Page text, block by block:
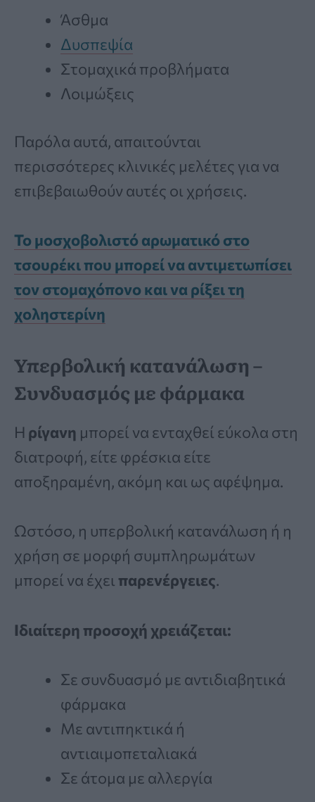
Άσθμα
Δυσπεψία
Στομαχικά προβλήματα
Λοιμώξεις
Παρόλα αυτά, απαιτούνται
περισσότερες κλινικές μελέτες για να
επιβεβαιωθούν αυτές οι χρήσεις.
Το μοσχοβολιστό αρωματικό στο
τσουρέκι που μπορεί να αντιμετωπίσει
τον στομαχόπονο και να ρίξει τη
χοληστερίνη
Υπερβολική κατανάλωση –
Συνδυασμός με φάρμακα
Η ρίγανη μπορεί να ενταχθεί εύκολα στη
διατροφή, είτε φρέσκια είτε
αποξηραμένη, ακόμη και ως αφέψημα.
Ωστόσο, η υπερβολική κατανάλωση ή η
χρήση σε μορφή συμπληρωμάτων
μπορεί να έχει παρενέργειες.
Ιδιαίτερη προσοχή χρειάζεται:
Σε συνδυασμό με αντιδιαβητικά
φάρμακα
Με αντιπηκτικά ή
αντιαιμοπεταλιακά
Σε άτομα με αλλεργία